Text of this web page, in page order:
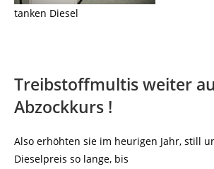
tanken Diesel
Treibstoffmultis weiter
Abzockkurs !
Also erhöhten sie im heurigen Jahr, still
Dieselpreis so lange, bis